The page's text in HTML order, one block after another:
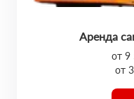
Аренда
от 9
от